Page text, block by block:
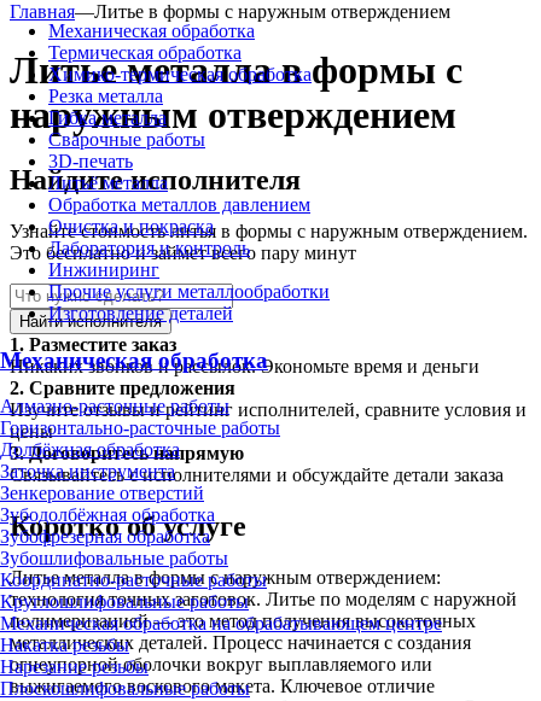
Механическая обработка
Термическая обработка
Химико-термическая обработка
Резка металла
Гибка металла
Сварочные работы
3D-печать
Литьё металла
Обработка металлов давлением
Очистка и покраска
Лаборатория и контроль
Инжиниринг
Прочие услуги металлообработки
Изготовление деталей
Механическая обработка
Алмазно-расточные работы
Горизонтально-расточные работы
Долбёжная обработка
Заточка инструмента
Зенкерование отверстий
Зубодолбёжная обработка
Зубофрезерная обработка
Зубошлифовальные работы
Координатно-расточные работы
Круглошлифовальные работы
Механическая обработка на обрабатывающем центре
Накатка резьбы
Нарезание резьбы
Плоскошлифовальные работы
Главная—Литье в формы с наружным отверждением
Литье металла в формы с
наружным отверждением
Найдите исполнителя
Узнайте стоимость литья в формы с наружным отверждением.
Это бесплатно и займет всего пару минут
Найти исполнителя
1. Разместите заказ
Никаких звонков и рассылок. Экономьте время и деньги
2. Сравните предложения
Изучите отзывы и рейтинг исполнителей, сравните условия и
цены
3.Договоритесь напрямую
Связывайтесь с исполнителями и обсуждайте детали заказа
Коротко об услуге
Литье металла в формы с наружным отверждением:
технология точных заготовок. Литье по моделям с наружной
полимеризацией — это метод получения высокоточных
металлических деталей. Процесс начинается с создания
огнеупорной оболочки вокруг выплавляемого или
выжигаемого воскового макета. Ключевое отличие